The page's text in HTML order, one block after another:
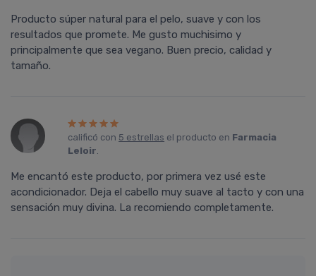
Producto súper natural para el pelo, suave y con los
resultados que promete. Me gusto muchisimo y
principalmente que sea vegano. Buen precio, calidad y
tamaño.
calificó con 5 estrellas el producto en Farmacia
Leloir.
Me encantó este producto, por primera vez usé este
acondicionador. Deja el cabello muy suave al tacto y con una
sensación muy divina. La recomiendo completamente.